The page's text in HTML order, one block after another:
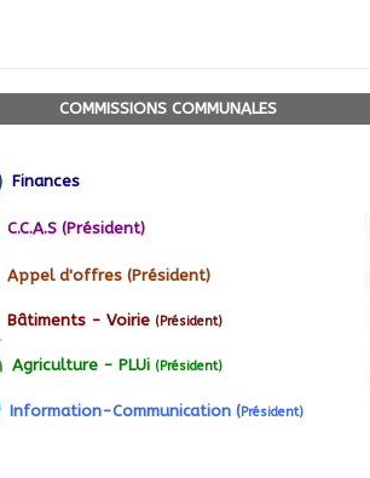
COMMISSIONS COMMUNALES
Finances
C.C.A.S (Président)
Appel d'offres (Président)
Bâtiments - Voirie (Président)
Agriculture - PLUi (Président)
Information-Communication (Président)